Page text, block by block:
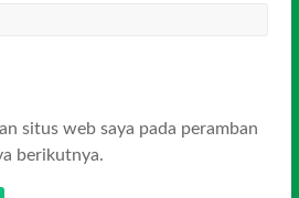
situs web saya pada peramban
berikutnya.